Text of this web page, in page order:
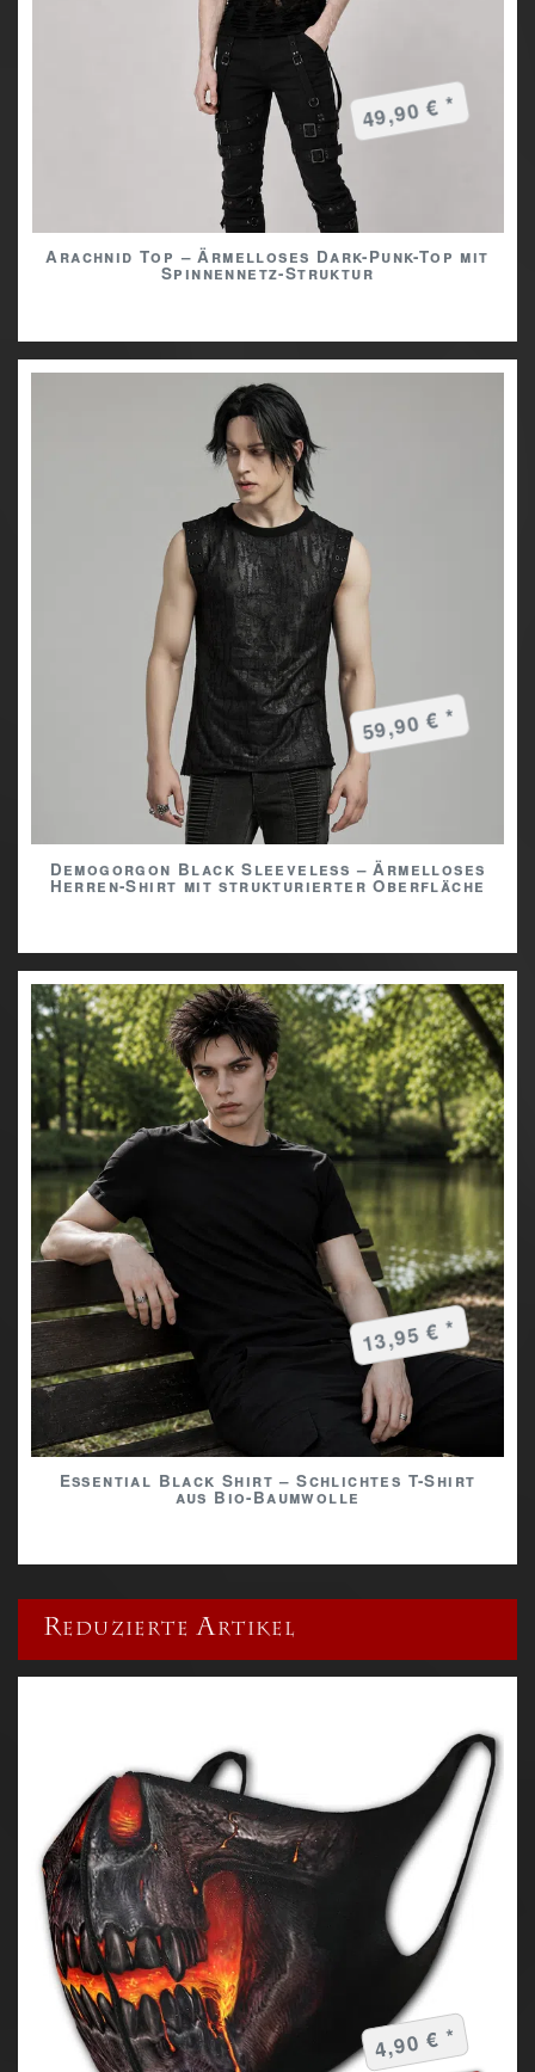
Arachnid Top – Ärmelloses Dark-Punk-Top mit
Spinnennetz-Struktur
49,90 € *
Demogorgon Black Sleeveless – Ärmelloses
Herren-Shirt mit strukturierter Oberfläche
59,90 € *
Essential Black Shirt – Schlichtes T-Shirt
aus Bio-Baumwolle
13,95 € *
Reduzierte Artikel
4,90 € *